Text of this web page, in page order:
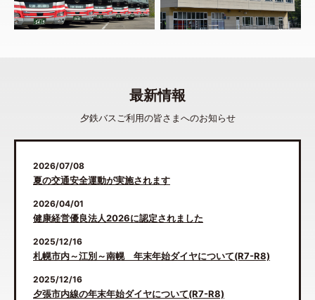
最新情報
夕鉄バスご利用の皆さまへのお知らせ
2026/07/08
夏の交通安全運動が実施されます
2026/04/01
健康経営優良法人2026に認定されました
2025/12/16
札幌市内～江別～南幌 年末年始ダイヤについて(R7-R8)
2025/12/16
夕張市内線の年末年始ダイヤについて(R7-R8)